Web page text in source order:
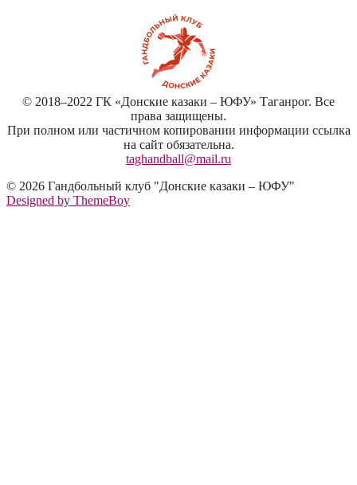
© 2018–2022 ГК «Донские казаки – ЮФУ» Таганрог. Все
права защищены.
При полном или частичном копировании информации ссылка
на сайт обязательна.
taghandball@mail.ru
© 2026 Гандбольный клуб "Донские казаки – ЮФУ"
Designed by ThemeBoy